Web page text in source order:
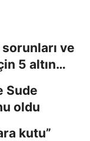
sorunları ve
5 altın
Sude
oldu
kutu”